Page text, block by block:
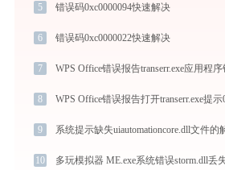
5 错误码0xc0000094快速解决
6 错误码0xc0000022快速解决
7
8
9 系统提示缺失uiautomationcore.dll文件的
10 多玩模拟器 ME.exe系统错误storm.dll丢